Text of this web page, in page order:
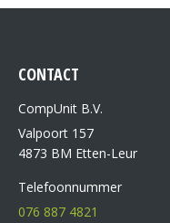
CONTACT
CompUnit B.V.
Valpoort 157
4873 BM Etten-Leur
Telefoonnummer
076 887 4821